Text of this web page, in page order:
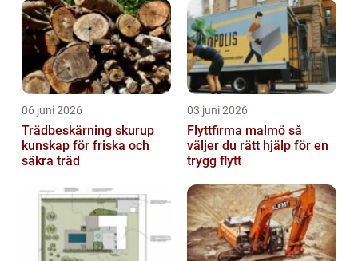
06 juni 2026
Trädbeskärning skurup
kunskap för friska och
säkra träd
03 juni 2026
Flyttfirma malmö så
väljer du rätt hjälp för en
trygg flytt